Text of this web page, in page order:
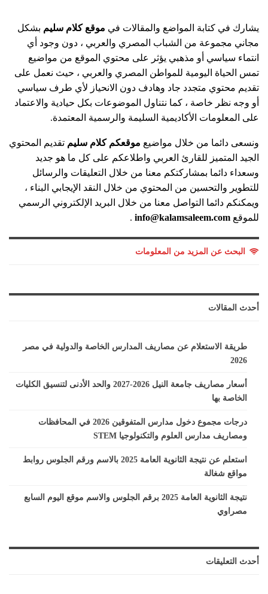
يشارك في كتابة المواضع والمقالات في موقع كلام سليم بشكل
مجاني مجموعة من الشباب المصري والعربي ، دون وجود أي
انتماء سياسي أو مذهبي يؤثر على محتوي الموقع من مواضيع
تمس الحياة اليومية للمواطن المصري والعربي ، حيث نعمل على
تقديم محتوي متجدد جاد وهادف دون الانحياز لأي طرف سياسي
أو وجه نظر خاصة ، كما نتناول الموضوعات بكل حيادية والاعتماد
على المعلومات الأكاديمية السليمة والرسمية المعتمدة.
ونسعى دائما من خلال مواضيع موقعكم كلام سليم تقديم المحتوي
الجيد المتميز للقارئ العربي واطلاعكم على كل ما هو جديد
وسعداء دائما بمشاركتكم معنا من خلال التعليقات والرسائل
للتطوير والتحسين من المحتوي من خلال النقد الإيجابي البناء ،
ويمكنكم دائما التواصل معنا من خلال البريد الإلكتروني الرسمي
للموقع info@kalamsaleem.com
.
البحث عن المزيد من المعلومات
أحدث المقالات
طريقة الاستعلام عن مصاريف المدارس الخاصة والدولية في مصر
2026
أسعار مصاريف جامعة النيل 2026-2027 والحد الأدنى لتنسيق الكليات
الخاصة بها
درجات مجموع دخول مدارس المتفوقين 2026 في المحافظات
ومصاريف مدارس العلوم والتكنولوجيا STEM
استعلم عن نتيجة الثانوية العامة 2025 بالاسم ورقم الجلوس روابط
مواقع شغالة
نتيجة الثانوية العامة 2025 برقم الجلوس والاسم موقع اليوم السابع
مصراوي
أحدث التعليقات